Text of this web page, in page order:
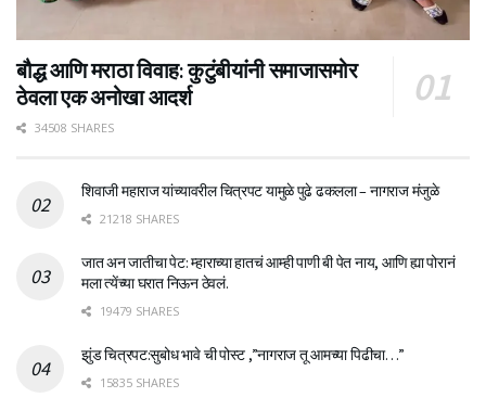
बौद्ध आणि मराठा विवाह: कुटुंबीयांनी समाजासमोर
ठेवला एक अनोखा आदर्श
34508 SHARES
शिवाजी महाराज यांच्यावरील चित्रपट यामुळे पुढे ढकलला – नागराज मंजुळे
21218 SHARES
जात अन जातीचा पेट: म्हाराच्या हातचं आम्ही पाणी बी पेत नाय, आणि ह्या पोरानं
मला त्येंच्या घरात निऊन ठेवलं.
19479 SHARES
झुंड चित्रपट:सुबोध भावे ची पोस्ट ,”नागराज तू आमच्या पिढीचा…”
15835 SHARES